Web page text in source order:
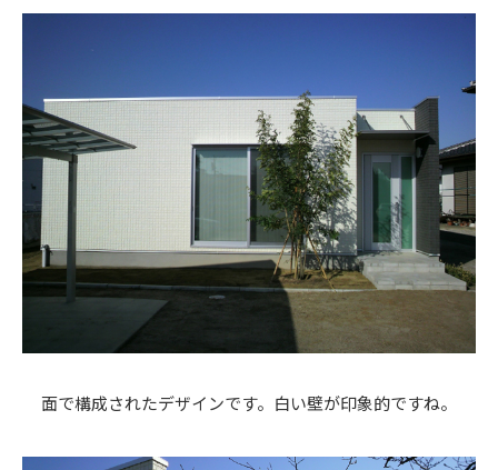
面で構成されたデザインです。白い壁が印象的ですね。